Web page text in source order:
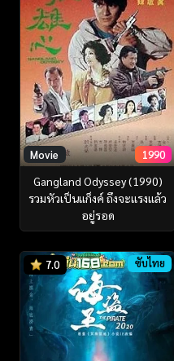
Movie 1990
Gangland Odyssey (1990)
รวมหัวเป็นแก็งค์ ถึงจะแรงแล้ว
อยู่รอด
7.0 ซับไทย